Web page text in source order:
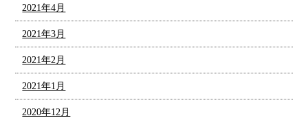
2021年4月
2021年3月
2021年2月
2021年1月
2020年12月